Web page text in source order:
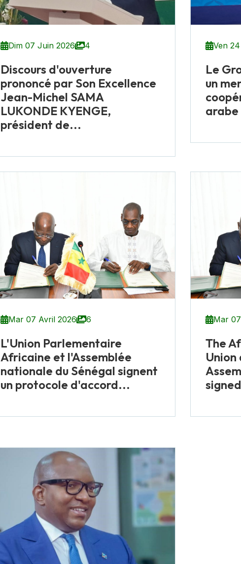
Dim 07 Juin 2026 4
Discours d'ouverture
prononcé par Son Excellence
Jean-Michel SAMA
LUKONDE KYENGE,
président de...
Ven
Le
un
arabe
Mar 07 Avril 2026 6
L'Union Parlementaire
Africaine et l'Assemblée
nationale du Sénégal signent
un protocole d'accord...
Mar
The